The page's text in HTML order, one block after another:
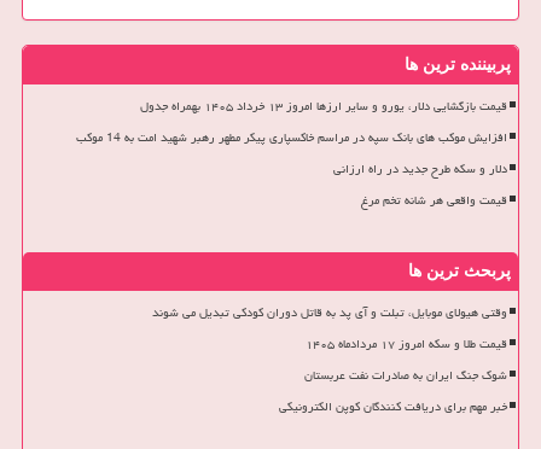
پربیننده ترین ها
قیمت بازگشایی دلار، یورو و سایر ارزها امروز ۱۳ خرداد ۱۴۰۵ بهمراه جدول
افزایش موکب های بانک سپه در مراسم خاکسپاری پیکر مطهر رهبر شهید امت به 14 موکب
دلار و سکه طرح جدید در راه ارزانی
قیمت واقعی هر شانه تخم مرغ
پربحث ترین ها
وقتی هیولای موبایل، تبلت و آی پد به قاتل دوران کودکی تبدیل می شوند
قیمت طلا و سکه امروز ۱۷ مردادماه ۱۴۰۵
شوک جنگ ایران به صادرات نفت عربستان
خبر مهم برای دریافت کنندگان کوپن الکترونیکی